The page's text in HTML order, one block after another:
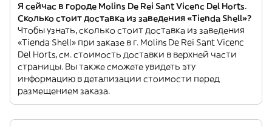
Я сейчас в городе Molins De Rei Sant Vicenc Del Horts.
Сколько стоит доставка из заведения «Tienda Shell»?
Чтобы узнать, сколько стоит доставка из заведения
«Tienda Shell» при заказе в г. Molins De Rei Sant Vicenc
Del Horts, см. стоимость доставки в верхней части
страницы. Вы также сможете увидеть эту
информацию в детализации стоимости перед
размещением заказа.